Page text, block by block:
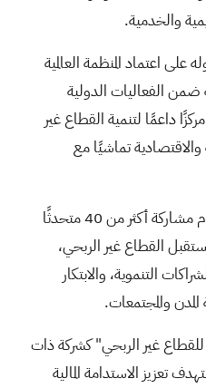
والخدمية.
اعتماد المنظمة العالمية
ضمن الفعاليات الدولية
داعمًا لتنمية القطاع غير
تماشيًا مع
ويشهد المعرض على مدى ثلاثة أيام مشاركة أكثر من 40 متحدثًا
القطاع غير الربحي،
التنموية، والابتكار
والمجتمعات.
غير الربحي" كشركة ذات
تعزيز الاستدامة المالية